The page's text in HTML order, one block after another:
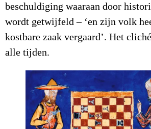
beschuldiging waaraan door
wordt getwijfeld – ‘en zijn volk
kostbare zaak vergaard’. Het
alle tijden.